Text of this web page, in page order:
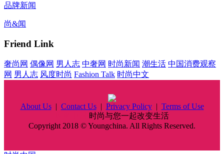
品牌新闻
尚&闻
Friend Link
奢尚网 偶像网 男人志 中奢网 时尚新闻 潮生活 中国消费观察
网 男人志 风度时尚 Fashion Talk 时尚中文
About Us| Contact Us| Privacy Policy| Terms of Use
时尚与您一起改变生活
Copyright 2018 © Youngchina. All Rights Reserved.